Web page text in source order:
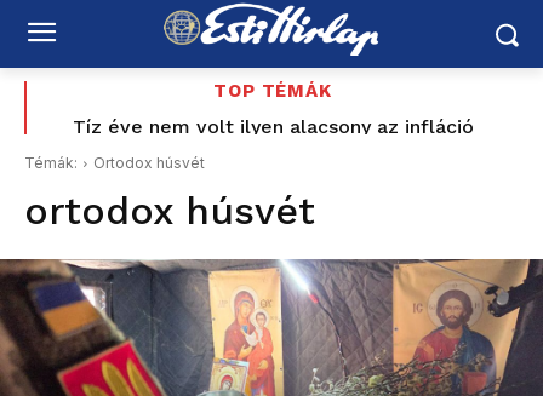
TOP TÉMÁK
Tíz éve nem volt ilyen alacsony az infláció
Magyarországon – az élelmiszerek ára már
Országos hétvégi programajánló augusztus 8–9-re:
vízipisztolycsata, foci, Balaton, borhetek,
Témák: Ortodox húsvét
ortodox húsvét